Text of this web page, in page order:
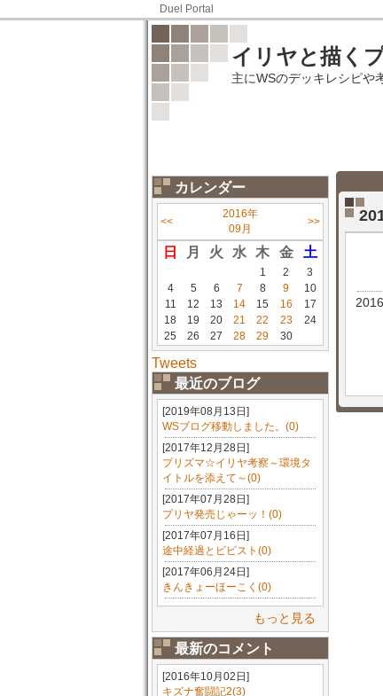
Duel Portal
イリヤと描く
主にWSのデッキレシピや
カレンダー
<<
2016年
09月
>>
日 月 火 水 木 金 土
1 2
3
4
5 6 7 8 9
10
11
12 13 14 15 16
17
18
19 20 21 22 23
24
25
26 27 28 29 30
Tweets
最近のブログ
[2019年08月13日]
WSブログ移動しました。(0)
[2017年12月28日]
プリズマ☆イリヤ考察～環境タ
イトルを添えて～(0)
[2017年07月28日]
プリヤ発売じゃーッ！(0)
[2017年07月16日]
途中経過とビビスト(0)
[2017年06月24日]
きんきょーほーこく(0)
もっと見る
最新のコメント
[2016年10月02日]
キズナ奮闘記2(3)